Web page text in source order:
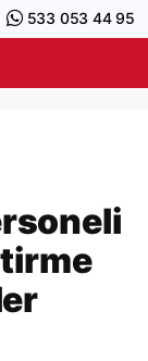
533 053 44 95